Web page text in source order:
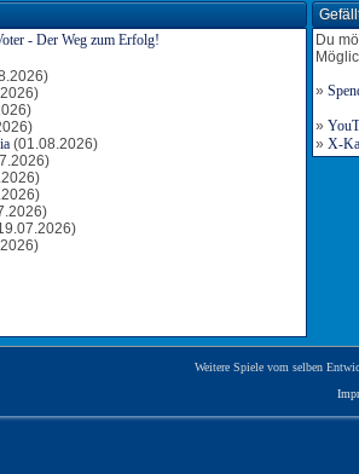
(01.08.2026)
Du
»
»
» X-
Weitere Spiele vom selben